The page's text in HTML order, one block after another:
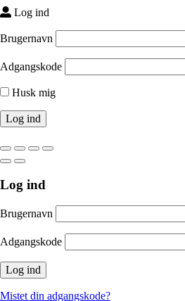
Log ind
Brugernavn
Adgangskode
Husk mig
Log ind
Brugernavn
Adgangskode
Mistet din adgangskode?